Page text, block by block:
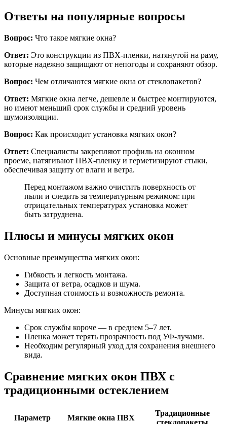
Ответы на популярные вопросы
Вопрос: Что такое мягкие окна?
Ответ: Это конструкции из ПВХ-пленки, натянутой на раму,
которые надежно защищают от непогоды и сохраняют обзор.
Вопрос: Чем отличаются мягкие окна от стеклопакетов?
Ответ: Мягкие окна легче, дешевле и быстрее монтируются,
но имеют меньший срок службы и средний уровень
шумоизоляции.
Вопрос: Как происходит установка мягких окон?
Ответ: Специалисты закрепляют профиль на оконном
проеме, натягивают ПВХ-пленку и герметизируют стыки,
обеспечивая защиту от влаги и ветра.
Перед монтажом важно очистить поверхность от
пыли и следить за температурным режимом: при
отрицательных температурах установка может
быть затруднена.
Плюсы и минусы мягких окон
Основные преимущества мягких окон:
Гибкость и легкость монтажа.
Защита от ветра, осадков и шума.
Доступная стоимость и возможность ремонта.
Минусы мягких окон:
Срок службы короче — в среднем 5–7 лет.
Пленка может терять прозрачность под УФ-лучами.
Необходим регулярный уход для сохранения внешнего
вида.
Сравнение мягких окон ПВХ с
традиционными остеклением
Параметр Мягкие окна ПВХ
Традиционные
стеклопакеты